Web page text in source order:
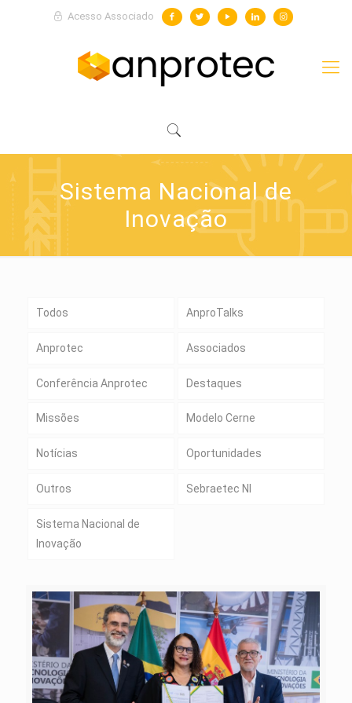
Acesso Associado
Sistema Nacional de
Inovação
Todos AnproTalks
Anprotec Associados
Conferência Anprotec Destaques
Missões Modelo Cerne
Notícias Oportunidades
Outros Sebraetec NI
Sistema Nacional de
Inovação